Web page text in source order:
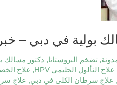
بولية في دبي –
, تضخم البروستاتا, دكتور مسالك
علاج الثألول الحليمي HPV , علاج
, علاج سرطان الكلى في دبي, علاج